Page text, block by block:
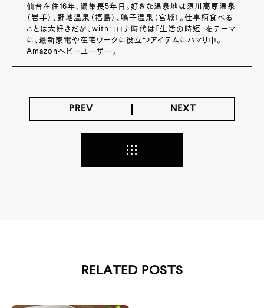
仙台在住16年、編集長5年目。好きな温泉地は須川高原温泉
（岩手）、野地温泉（福島）、鳴子温泉（宮城）。仕事柄食べる
ことは大好きだが、withコロナ時代は「生活の時短」をテーマ
に、最新家電や在宅ワークに役立つアイテムにハマり中。
Amazonヘビーユーザー。
PREV NEXT
RELATED POSTS